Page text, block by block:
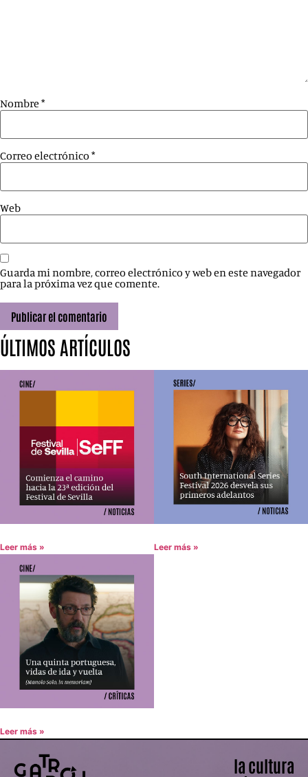
Nombre *
Correo electrónico *
Web
Guarda mi nombre, correo electrónico y web en este navegador
para la próxima vez que comente.
ÚLTIMOS ARTÍCULOS
Leer más » Leer más »
Leer más »
la cultura